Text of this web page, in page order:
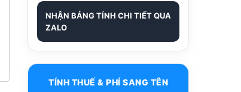
NHẬN BẢNG TÍNH CHI TIẾT QUA
ZALO
TÍNH THUẾ & PHÍ SANG TÊN